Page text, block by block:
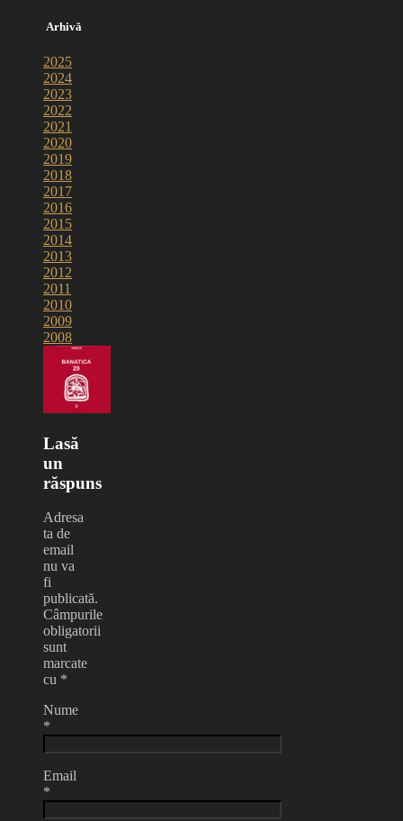
Arhivă
2025
2024
2023
2022
2021
2020
2019
2018
2017
2016
2015
2014
2013
2012
2011
2010
2009
2008
Lasă
un
răspuns
Adresa
ta de
email
nu va
fi
publicată.
Câmpurile
obligatorii
sunt
marcate
cu *
Nume
*
Email
*